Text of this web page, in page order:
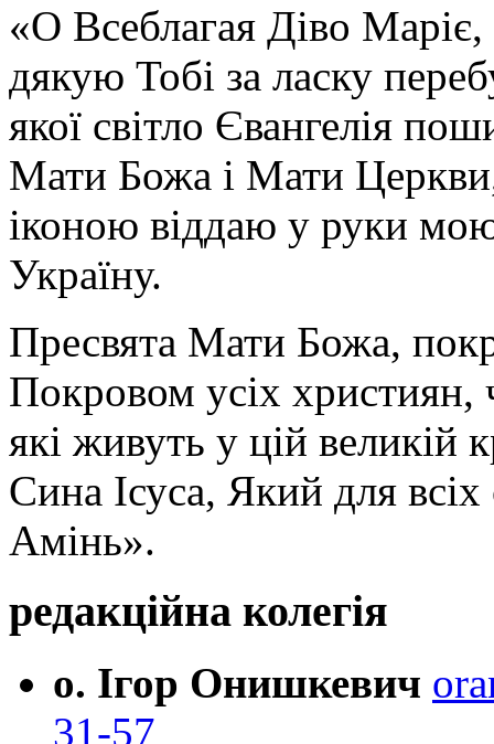
«О Всеблагая Діво
дякую Тобі за ласку
якої світло Євангелія
Мати Божа і Мати
іконою віддаю у руки
Україну.
Пресвята Мати Божа,
Покровом усіх християн,
які живуть у цій великій
Сина Ісуса, Який для
Амінь».
редакційна колегія
о. Ігор Онишкевич
31-57